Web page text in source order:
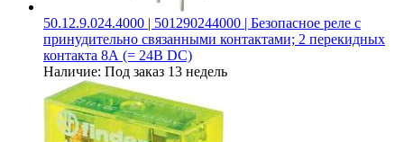
50.12.9.024.4000 | 501290244000 | Безопасное реле с
принудительно связанными контактами; 2 перекидных
контакта 8А (= 24В DC)
Наличие: Под заказ 13 недель